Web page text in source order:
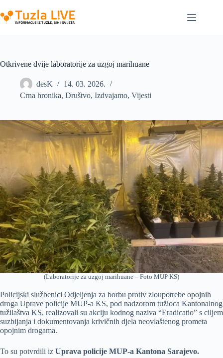
to
content
Otkrivene dvije laboratorije za uzgoj marihuane
desK
14. 03. 2026.
Crna hronika, Društvo, Izdvajamo, Vijesti
(Laboratorije za uzgoj marihuane – Foto MUP KS)
Policijski službenici Odjeljenja za borbu protiv zloupotrebe opojnih
droga Uprave policije MUP-a KS, pod nadzorom tužioca Kantonalnog
tužilaštva KS, realizovali su akciju kodnog naziva “Eradicatio” s ciljem
suzbijanja i dokumentovanja krivičnih djela neovlaštenog prometa
opojnim drogama.
To su potvrdili iz Uprava policije MUP-a Kantona Sarajevo.